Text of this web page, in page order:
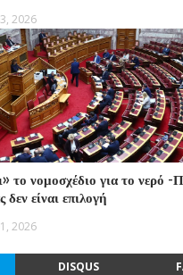
2026
το νομοσχέδιο για το νερό -
είναι επιλογή
2026
DISQUS